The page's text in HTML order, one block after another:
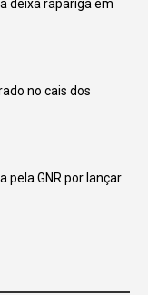
deixa rapariga em
no cais dos
pela GNR por lançar